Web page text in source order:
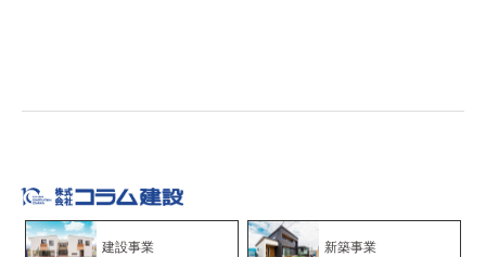
建設事業 新築事業